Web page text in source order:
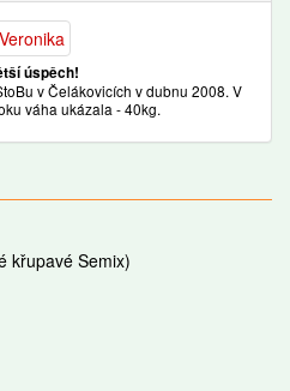
úspěch!
v Čelákovicích v dubnu 2008. V
váha ukázala - 40kg.
křupavé Semix)